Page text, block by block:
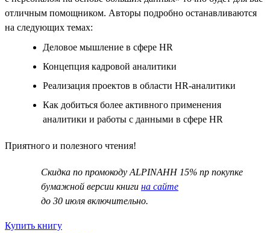
отличным помощником. Авторы подробно останавливаются
на следующих темах:
Деловое мышление в сфере HR
Концепция кадровой аналитики
Реализация проектов в области HR-аналитики
Как добиться более активного применения
аналитики и работы с данными в сфере HR
Приятного и полезного чтения!
Скидка по промокоду ALPINAHH 15% пр покупке
бумажной версии книги на сайте
до 30 июля включительно.
Купить книгу